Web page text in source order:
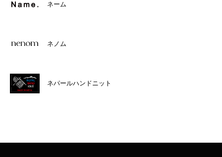
ネーム
ネノム
ネパールハンドニット